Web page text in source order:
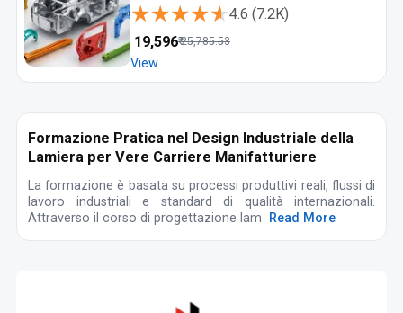
★★★★★
★★★★★4.6 (7.2K)
19,596₹25,785.53
View
Formazione Pratica nel Design Industriale della
Lamiera per Vere Carriere Manifatturiere
La formazione è basata su processi produttivi reali, flussi di
lavoro industriali e standard di qualità internazionali.
Attraverso il corso di progettazione lam
Read More